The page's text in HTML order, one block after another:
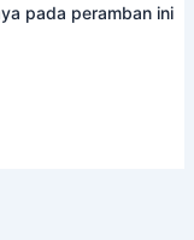
pada peramban ini